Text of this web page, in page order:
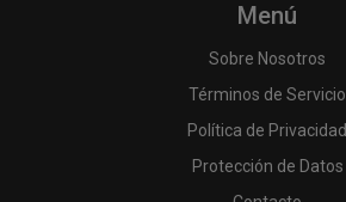
Menú
Sobre Nosotros
Términos de Servicio
Política de Privacidad
Protección de Datos